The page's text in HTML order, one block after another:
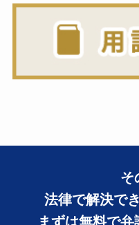
そ
法律で解決で
まずは無料で